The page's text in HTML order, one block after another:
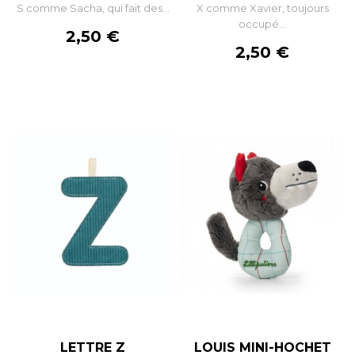
S comme Sacha, qui fait des...
Prix
2,50 €
X comme Xavier, toujours
occupé...
Prix
2,50 €
LETTRE Z
LOUIS MINI-HOCHET